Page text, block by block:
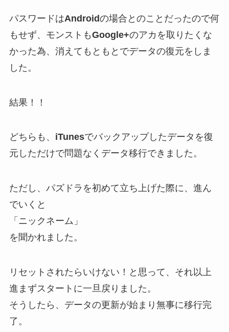
パスワードはAndroidの場合とのことだったので何
もせず、モンストもGoogle+のアカを取りたくな
かった為、消えてもともとでデータの復元をしま
した。
結果！！
どちらも、 iTunesでバックアップしたデータを復
元しただけで問題なくデータ移行できました。
ただし、パズドラを初めて立ち上げた際に、進ん
でいくと
「ニックネーム」
を聞かれました。
リセットされたらいけない！と思って、それ以上
進まずスタートに一旦戻りました。
そうしたら、データの更新が始まり無事に移行完
了。